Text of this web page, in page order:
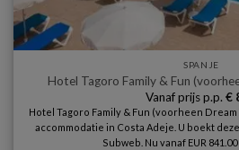
SPANJE
Hotel Tagoro Family & Fun
Vanaf prijs p.p. €
Hotel Tagoro Family & Fun (voorheen
accommodatie in Costa Adeje. U boekt
Subweb. Nu vanaf EUR